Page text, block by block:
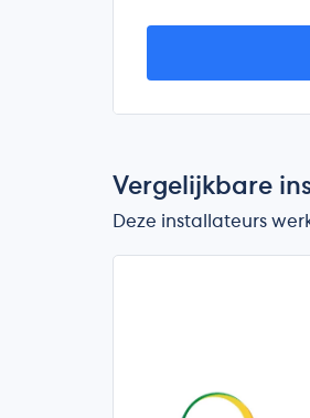
Vergelijkbare
Deze installateurs